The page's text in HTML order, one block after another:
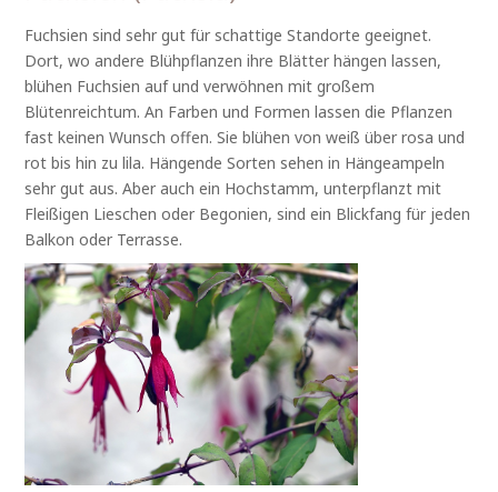
Fuchsien sind sehr gut für schattige Standorte geeignet.
Dort, wo andere Blühpflanzen ihre Blätter hängen lassen,
blühen Fuchsien auf und verwöhnen mit großem
Blütenreichtum. An Farben und Formen lassen die Pflanzen
fast keinen Wunsch offen. Sie blühen von weiß über rosa und
rot bis hin zu lila. Hängende Sorten sehen in Hängeampeln
sehr gut aus. Aber auch ein Hochstamm, unterpflanzt mit
Fleißigen Lieschen oder Begonien, sind ein Blickfang für jeden
Balkon oder Terrasse.